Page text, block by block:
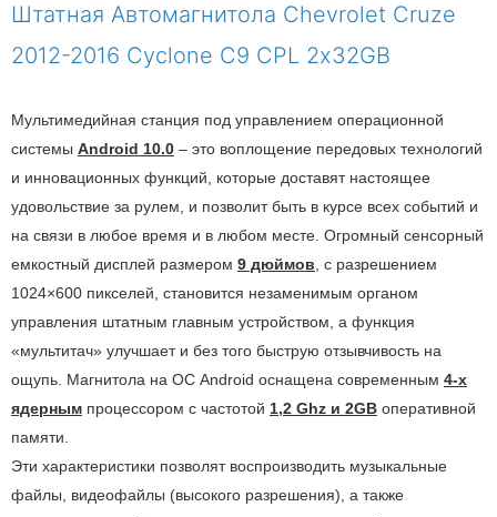
Штатная Автомагнитола Chevrolet Cruze
2012-2016 Cyclone C9 CPL 2х32GB
Мультимедийная станция под управлением операционной
системы Android 10.0 – это воплощение передовых технологий
и инновационных функций, которые доставят настоящее
удовольствие за рулем, и позволит быть в курсе всех событий и
на связи в любое время и в любом месте. Огромный сенсорный
емкостный дисплей размером 9 дюймов , с разрешением
1024×600 пикселей, становится незаменимым органом
управления штатным главным устройством, а функция
«мультитач» улучшает и без того быструю отзывчивость на
ощупь. Магнитола на ОС Android оснащена современным 4-х
ядерным процессором с частотой 1,2 Ghz и 2GB оперативной
памяти.
Эти характеристики позволят воспроизводить музыкальные
файлы, видеофайлы (высокого разрешения), а также